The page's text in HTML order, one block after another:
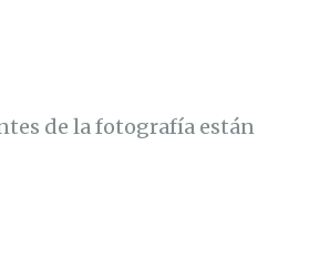
de la fotografía están